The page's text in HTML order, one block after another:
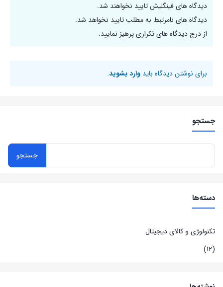
جستجو
دسته‌ها
تکنولوژی و کالای دیجیتال
(12)
دیدگاه های فینگلیش تایید نخواهند شد.
دیدگاه های نامرتبط به مطلب تایید نخواهد شد.
از درج دیدگاه های تکراری پرهیز نمایید.
برای نوشتن دیدگاه باید وارد بشوید.